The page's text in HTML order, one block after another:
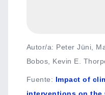
Autor/a: Peter Jüni,
Bobos, Kevin E.
Fuente: Impact of